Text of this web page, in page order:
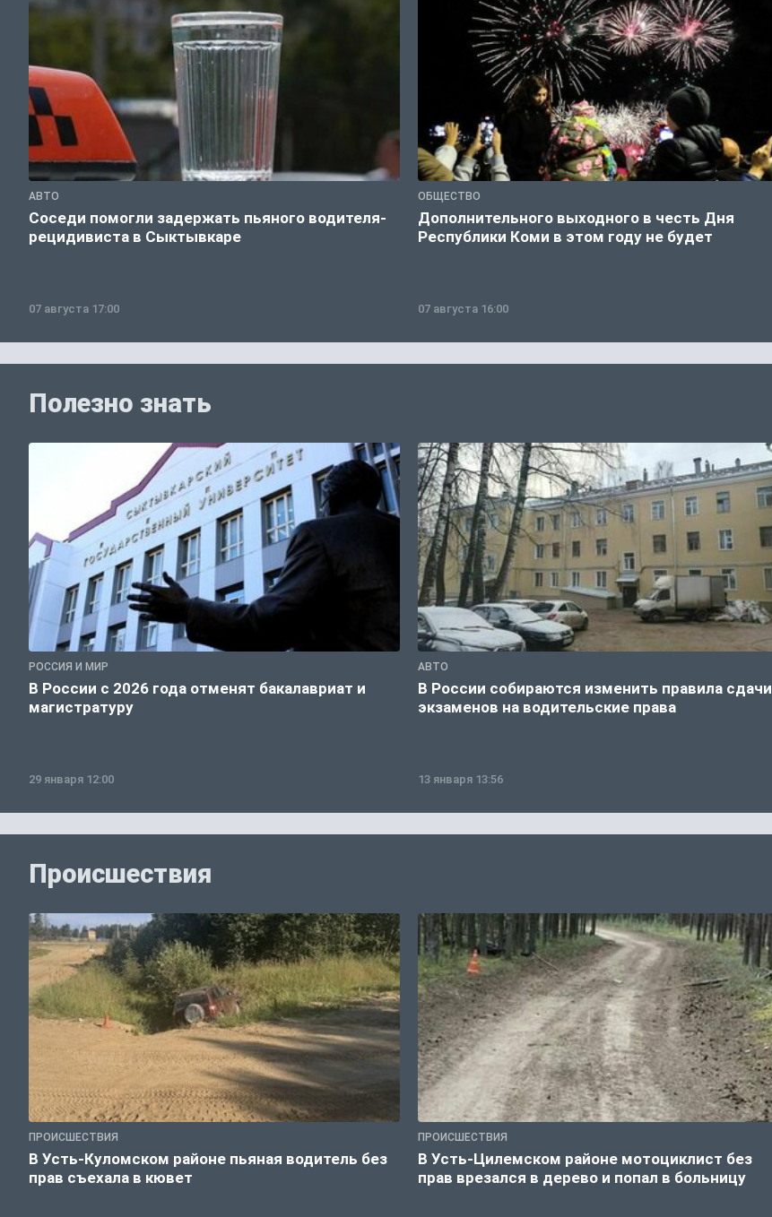
АВТО
Соседи помогли задержать пьяного водителя-
рецидивиста в Сыктывкаре
07 августа 17:00
ОБЩЕСТВО
Дополнительного выходного в честь Дня
Республики Коми в этом году не будет
07 августа 16:00
Полезно знать
РОССИЯ И МИР
В России с 2026 года отменят бакалавриат и
магистратуру
29 января 12:00
АВТО
В России собираются изменить правила сдачи
экзаменов на водительские права
13 января 13:56
Происшествия
ПРОИСШЕСТВИЯ
В Усть-Куломском районе пьяная водитель без
прав съехала в кювет
ПРОИСШЕСТВИЯ
В Усть-Цилемском районе мотоциклист без
прав врезался в дерево и попал в больницу